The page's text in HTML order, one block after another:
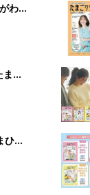
わか
まご
ご
〉
ひ